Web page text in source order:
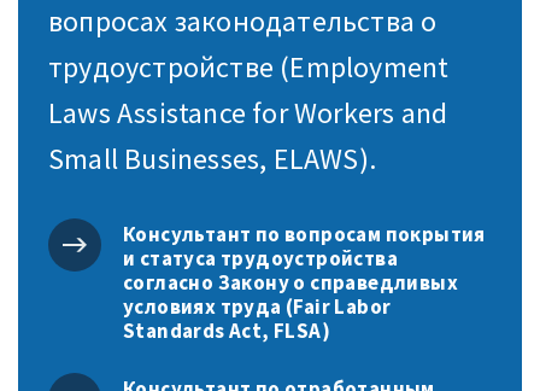
вопросах законодательства о
трудоустройстве (Employment
Laws Assistance for Workers and
Small Businesses, ELAWS).
Консультант по вопросам покрытия
и статуса трудоустройства
согласно Закону о справедливых
условиях труда (Fair Labor
Standards Act, FLSA)